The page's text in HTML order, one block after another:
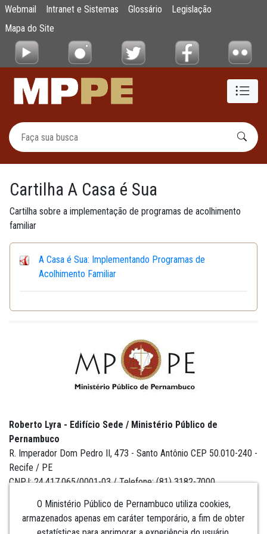
Pular para o Conteúdo principal
Cartilha A Casa é Sua: Implementando
Webmail Intranet e Sistemas Glossário
Legislação
Mapa do Site
Cartilha A Casa é Sua
Cartilha sobre a implementação de programas de acolhimento
familiar
A Casa é Sua: Implementando Programas de
Acolhimento Familiar
O Ministério Público de Pernambuco utiliza cookies,
armazenados apenas em caráter temporário, a fim de obter
Roberto Lyra - Edifício Sede / Ministério Público de
Pernambuco
R. Imperador Dom Pedro II, 473 - Santo Antônio CEP 50.010-240 -
Recife / PE
CNPJ: 24.417.065/0001-03 / Telefone: (81) 3182-7000